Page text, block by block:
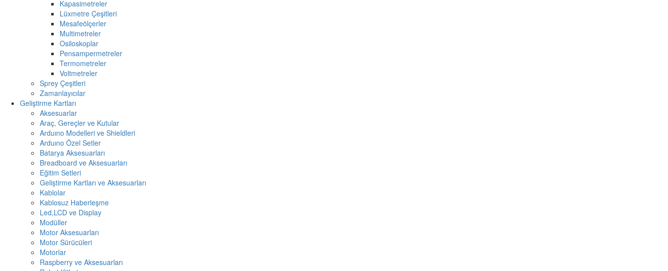
Kapasimetreler
Lüxmetre Çeşitleri
Mesafeölçerler
Multimetreler
Osiloskoplar
Pensampermetreler
Termometreler
Voltmetreler
Sprey Çeşitleri
Zamanlayıcılar
Geliştirme Kartları
Aksesuarlar
Araç, Gereçler ve Kutular
Arduıno Modelleri ve Shieldleri
Arduıno Özel Setler
Batarya Aksesuarları
Breadboard ve Aksesuarları
Eğitim Setleri
Geliştirme Kartları ve Aksesuarları
Kablolar
Kablosuz Haberleşme
Led,LCD ve Display
Modüller
Motor Aksesuarları
Motor Sürücüleri
Motorlar
Raspberry ve Aksesuarları